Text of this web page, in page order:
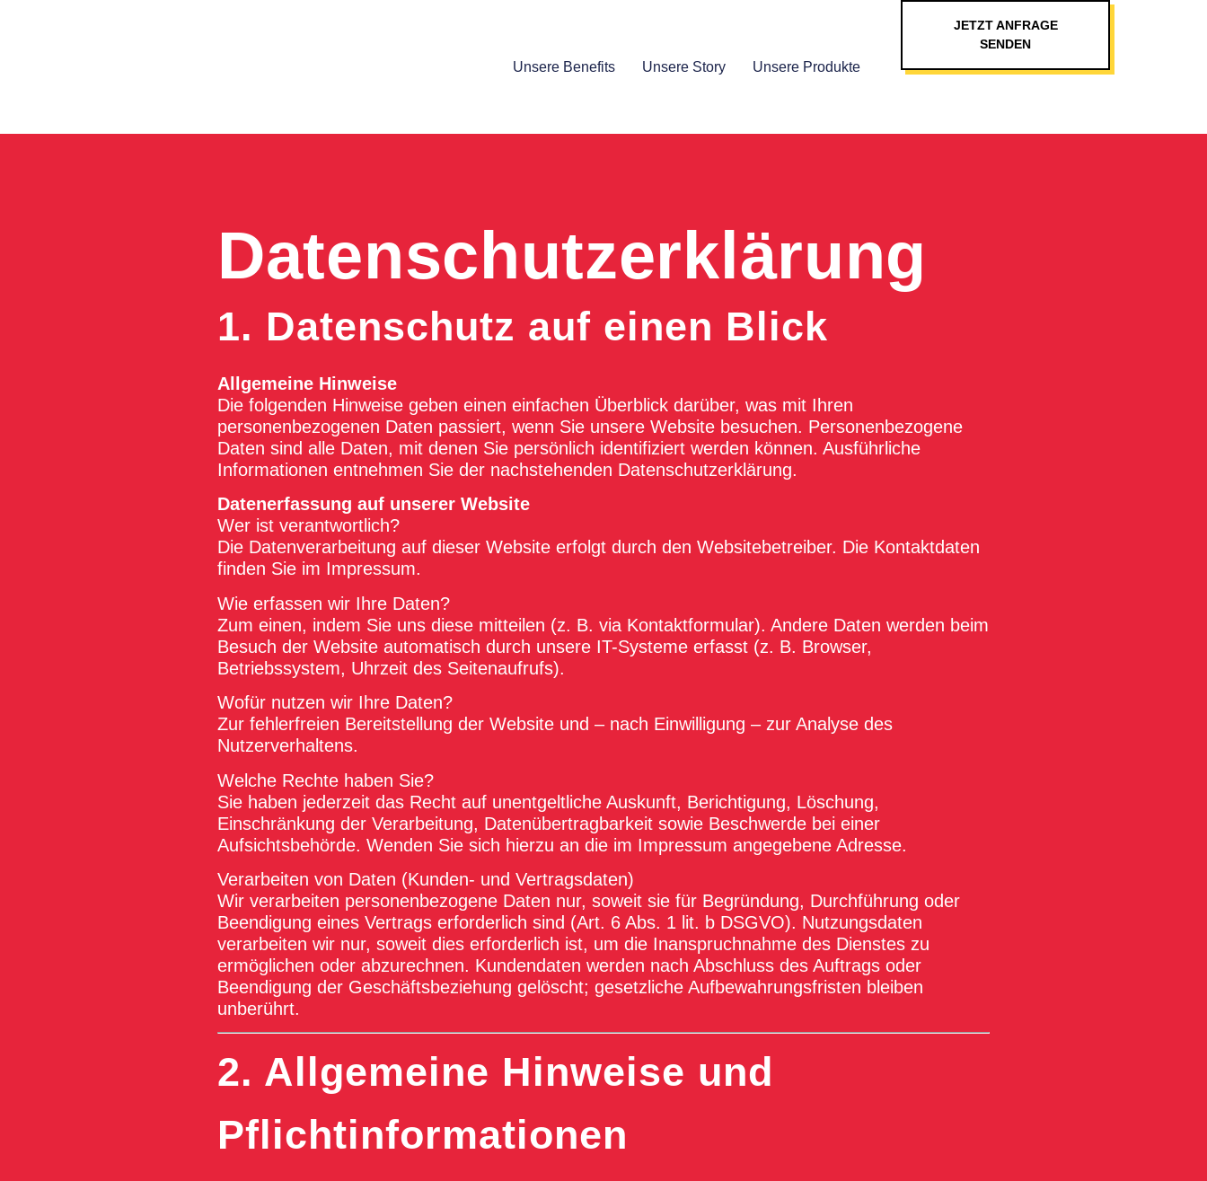
Unsere Benefits Unsere Story Unsere Produkte
JETZT ANFRAGE
SENDEN
Datenschutzerklärung
1. Datenschutz auf einen Blick
Allgemeine Hinweise
Die folgenden Hinweise geben einen einfachen Überblick darüber, was mit Ihren
personenbezogenen Daten passiert, wenn Sie unsere Website besuchen. Personenbezogene
Daten sind alle Daten, mit denen Sie persönlich identifiziert werden können. Ausführliche
Informationen entnehmen Sie der nachstehenden Datenschutzerklärung.
Datenerfassung auf unserer Website
Wer ist verantwortlich?
Die Datenverarbeitung auf dieser Website erfolgt durch den Websitebetreiber. Die Kontaktdaten
finden Sie im Impressum.
Wie erfassen wir Ihre Daten?
Zum einen, indem Sie uns diese mitteilen (z. B. via Kontaktformular). Andere Daten werden beim
Besuch der Website automatisch durch unsere IT-Systeme erfasst (z. B. Browser,
Betriebssystem, Uhrzeit des Seitenaufrufs).
Wofür nutzen wir Ihre Daten?
Zur fehlerfreien Bereitstellung der Website und – nach Einwilligung – zur Analyse des
Nutzerverhaltens.
Welche Rechte haben Sie?
Sie haben jederzeit das Recht auf unentgeltliche Auskunft, Berichtigung, Löschung,
Einschränkung der Verarbeitung, Datenübertragbarkeit sowie Beschwerde bei einer
Aufsichtsbehörde. Wenden Sie sich hierzu an die im Impressum angegebene Adresse.
Verarbeiten von Daten (Kunden- und Vertragsdaten)
Wir verarbeiten personenbezogene Daten nur, soweit sie für Begründung, Durchführung oder
Beendigung eines Vertrags erforderlich sind (Art. 6 Abs. 1 lit. b DSGVO). Nutzungsdaten
verarbeiten wir nur, soweit dies erforderlich ist, um die Inanspruchnahme des Dienstes zu
ermöglichen oder abzurechnen. Kundendaten werden nach Abschluss des Auftrags oder
Beendigung der Geschäftsbeziehung gelöscht; gesetzliche Aufbewahrungsfristen bleiben
unberührt.
2. Allgemeine Hinweise und
Pflichtinformationen